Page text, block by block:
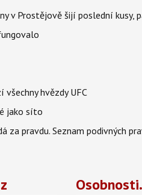
v Prostějově šijí poslední kusy,
hvězdy UFC
jako síto
pravdu. Seznam podivných